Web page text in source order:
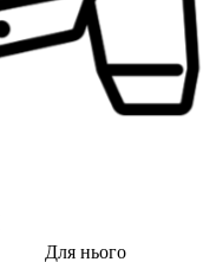
Для нього